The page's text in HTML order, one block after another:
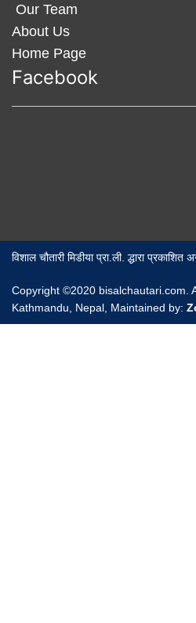
Our Team
About Us
Home Page
Facebook
विशाल चौतारी मिडीया प्रा.ली. द्धारा
Copyright ©2020 bisalchautari.com.
Kathmandu, Nepal, Maintained by: